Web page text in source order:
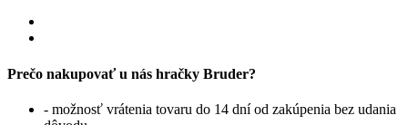
Prečo nakupovať u nás hračky Bruder?
- možnosť vrátenia tovaru do 14 dní od zakúpenia bez udania